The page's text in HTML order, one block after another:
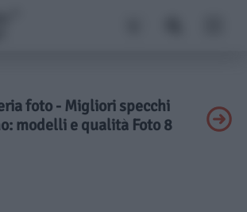
foto - Migliori specchi
modelli e qualità Foto 8